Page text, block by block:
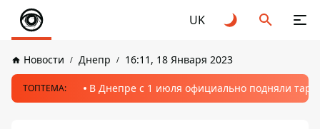
UK
Новости Днепр 16:11, 18 Января 2023
ТОПТЕМА: В Днепре с 1 июля официально подняли